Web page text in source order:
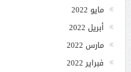
مايو 2022
أبريل 2022
مارس 2022
فبراير 2022